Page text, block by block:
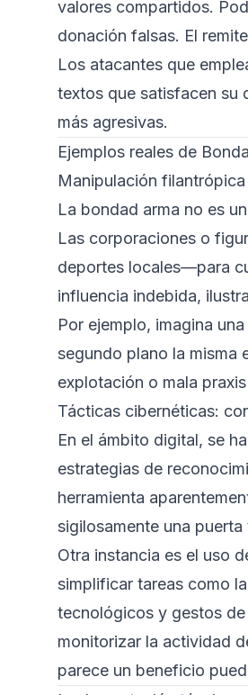
valores compartidos.
donación falsas. El
Los atacantes que
textos que satisfacen su
más agresivas.
Ejemplos reales de
Manipulación
La bondad arma no es
Las corporaciones o
deportes locales—para
influencia indebida,
Por ejemplo, imagina
segundo plano la misma
explotación o mala
Tácticas cibernéticas:
En el ámbito digital, se
estrategias de
herramienta
sigilosamente una
Otra instancia es el uso
simplificar tareas como
tecnológicos y gestos
monitorizar la actividad
parece un beneficio